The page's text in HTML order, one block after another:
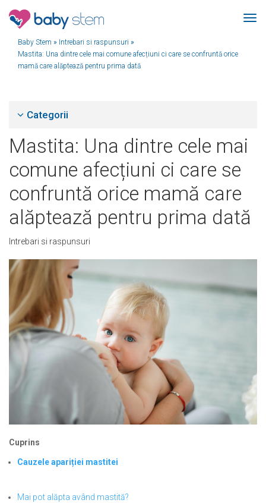
Baby Stem » Intrebari si raspunsuri »
Mastita: Una dintre cele mai comune afecțiuni ci care se confruntă orice
mamă care alăptează pentru prima dată
Categorii
Mastita: Una dintre cele mai
comune afecțiuni ci care se
confruntă orice mamă care
alăptează pentru prima dată
Intrebari si raspunsuri
Cuprins
Cauzele apariției mastitei
Mai pot alăpta având mastită?